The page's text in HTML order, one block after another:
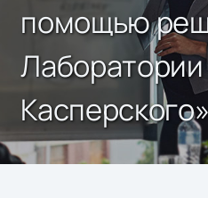
помощью
Лаборатории
Касперского»